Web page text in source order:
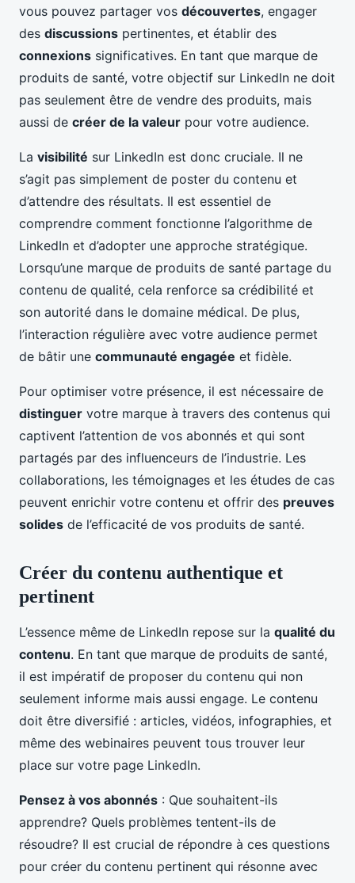
vous pouvez partager vos découvertes, engager
des discussions pertinentes, et établir des
connexions significatives. En tant que marque de
produits de santé, votre objectif sur LinkedIn ne doit
pas seulement être de vendre des produits, mais
aussi de créer de la valeur pour votre audience.
La visibilité sur LinkedIn est donc cruciale. Il ne
s’agit pas simplement de poster du contenu et
d’attendre des résultats. Il est essentiel de
comprendre comment fonctionne l’algorithme de
LinkedIn et d’adopter une approche stratégique.
Lorsqu’une marque de produits de santé partage du
contenu de qualité, cela renforce sa crédibilité et
son autorité dans le domaine médical. De plus,
l’interaction régulière avec votre audience permet
de bâtir une communauté engagée et fidèle.
Pour optimiser votre présence, il est nécessaire de
distinguer votre marque à travers des contenus qui
captivent l’attention de vos abonnés et qui sont
partagés par des influenceurs de l’industrie. Les
collaborations, les témoignages et les études de cas
peuvent enrichir votre contenu et offrir des preuves
solides de l’efficacité de vos produits de santé.
Créer du contenu authentique et
pertinent
L’essence même de LinkedIn repose sur la qualité du
contenu. En tant que marque de produits de santé,
il est impératif de proposer du contenu qui non
seulement informe mais aussi engage. Le contenu
doit être diversifié : articles, vidéos, infographies, et
même des webinaires peuvent tous trouver leur
place sur votre page LinkedIn.
Pensez à vos abonnés : Que souhaitent-ils
apprendre? Quels problèmes tentent-ils de
résoudre? Il est crucial de répondre à ces questions
pour créer du contenu pertinent qui résonne avec